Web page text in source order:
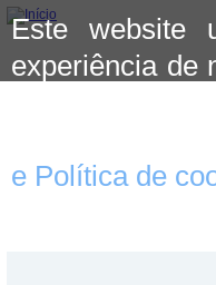
Este website
experiência de
e Política de